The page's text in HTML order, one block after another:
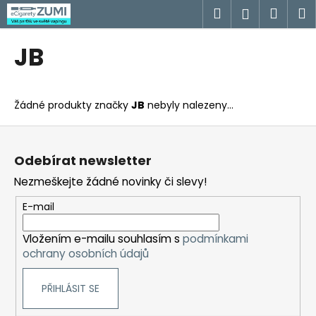
Přejít
na
obsah
Hledat
JB
Žádné produkty značky JB nebyly nalezeny...
K
o
o
p
o
t
ř
e
b
e
Z
Odebírat newsletter
Nezmeškejte žádné novinky či slevy!
E-mail
Vložením e-mailu souhlasím s podmínkami
ochrany osobních údajů
PŘIHLÁSIT SE